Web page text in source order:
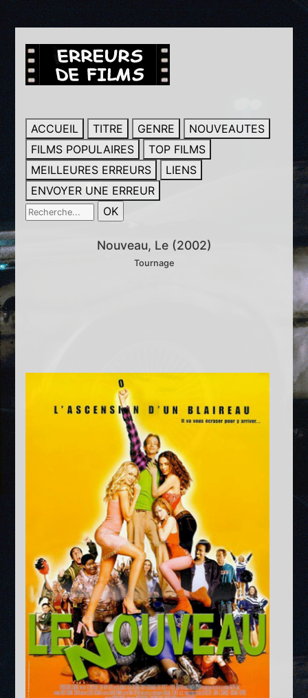
ACCUEIL TITRE GENRE
NOUVEAUTES
FILMS POPULAIRES
TOP FILMS
MEILLEURES ERREURS
LIENS
ENVOYER UNE ERREUR
Nouveau, Le (2002)
Tournage